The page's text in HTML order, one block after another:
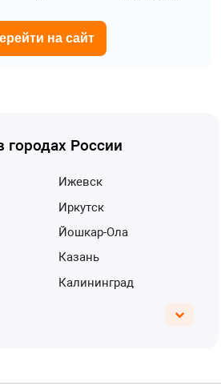
на сайт
России
Ижевск
Иркутск
Йошкар-Ола
Казань
Калининград